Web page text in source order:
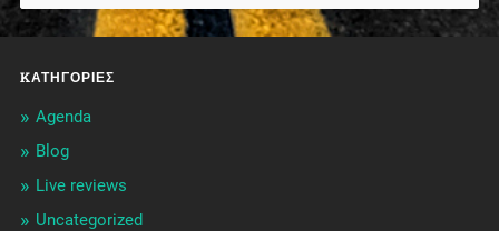
KΑΤΗΓΟΡΊΕΣ
Agenda
Blog
Live reviews
Uncategorized